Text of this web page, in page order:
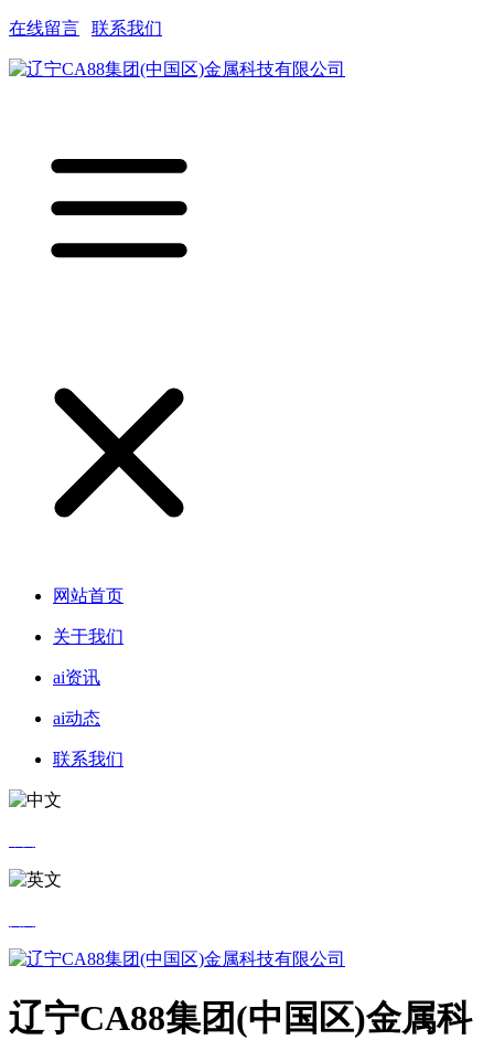
在线留言 联系我们
网站首页
关于我们
ai资讯
ai动态
联系我们
辽宁CA88集团(中国区)金属科